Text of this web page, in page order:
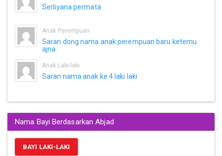
Serliyana permata
Anak Perempuan
Saran dong nama anak perempuan baru ketemu
ajna
Anak Laki-laki
Saran nama anak ke 4 laki laki
Nama Bayi Berdasarkan Abjad
BAYI LAKI-LAKI